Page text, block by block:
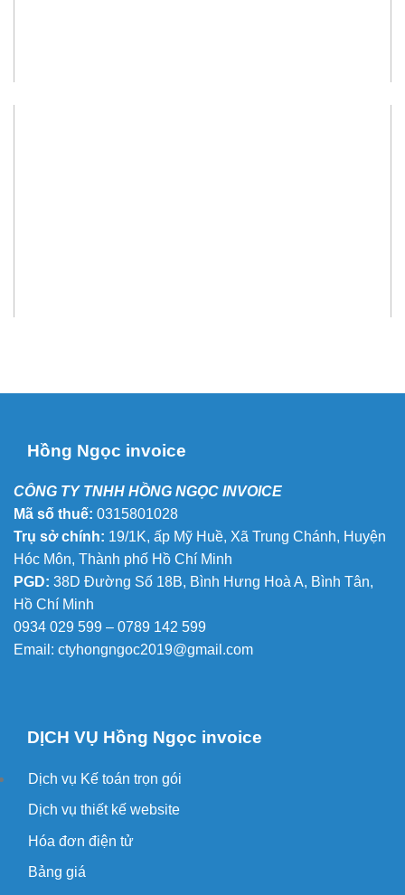
Hồng Ngọc invoice
CÔNG TY TNHH HỒNG NGỌC INVOICE
Mã số thuế: 0315801028
Trụ sở chính: 19/1K, ấp Mỹ Huề, Xã Trung Chánh, Huyện
Hóc Môn, Thành phố Hồ Chí Minh
PGD: 38D Đường Số 18B, Bình Hưng Hoà A, Bình Tân,
Hồ Chí Minh
0934 029 599 – 0789 142 599
Email: ctyhongngoc2019@gmail.com
DỊCH VỤ Hồng Ngọc invoice
Dịch vụ Kế toán trọn gói
Dịch vụ thiết kế website
Hóa đơn điện tử
Bảng giá